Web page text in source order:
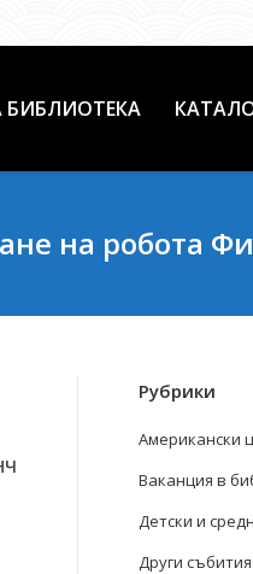
на робота
Рубрики
Американски
Ваканция в
Детски и
Други събития